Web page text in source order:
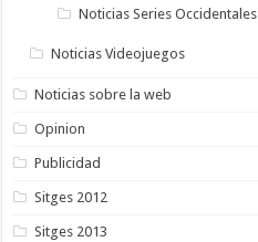
Noticias Series Occidentales
Noticias Videojuegos
Noticias sobre la web
Opinion
Publicidad
Sitges 2012
Sitges 2013